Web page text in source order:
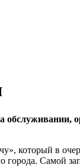
который в
Самой